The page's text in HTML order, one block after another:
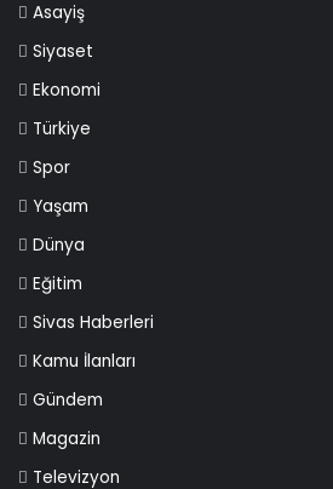
Asayiş
Siyaset
Ekonomi
Türkiye
Spor
Yaşam
Dünya
Eğitim
Sivas Haberleri
Kamu İlanları
Gündem
Magazin
Televizyon